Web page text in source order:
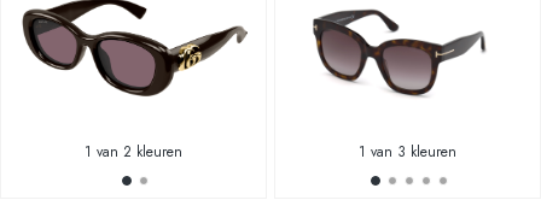
1 van 2 kleuren 1 van 3 kleuren